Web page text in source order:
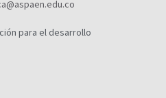
para el desarrollo